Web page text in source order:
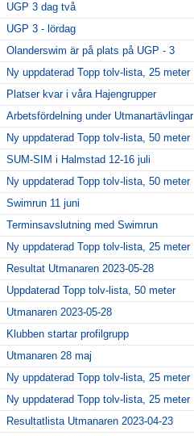
UGP 3 dag två
UGP 3 - lördag
Olanderswim är på plats på UGP - 3
Ny uppdaterad Topp tolv-lista, 25 meter
Platser kvar i våra Hajengrupper
Arbetsfördelning under Utmanartävlingar
Ny uppdaterad Topp tolv-lista, 50 meter
SUM-SIM i Halmstad 12-16 juli
Ny uppdaterad Topp tolv-lista, 50 meter
Swimrun 11 juni
Terminsavslutning med Swimrun
Ny uppdaterad Topp tolv-lista, 25 meter
Resultat Utmanaren 2023-05-28
Uppdaterad Topp tolv-lista, 50 meter
Utmanaren 2023-05-28
Klubben startar profilgrupp
Utmanaren 28 maj
Ny uppdaterad Topp tolv-lista, 25 meter
Ny uppdaterad Topp tolv-lista, 25 meter
Resultatlista Utmanaren 2023-04-23